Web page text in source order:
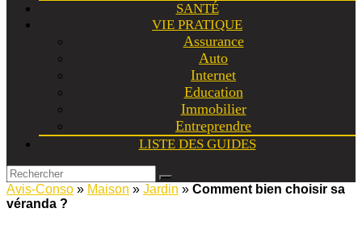
SANTÉ
VIE PRATIQUE
Assurance
Auto
Internet
Education
Immobilier
Entreprendre
LISTE DES GUIDES
Avis-Conso » Maison » Jardin » Comment bien choisir sa
véranda ?